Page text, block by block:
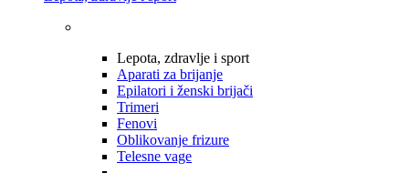
Lepota, zdravlje i sport
Aparati za brijanje
Epilatori i ženski brijači
Trimeri
Fenovi
Oblikovanje frizure
Telesne vage